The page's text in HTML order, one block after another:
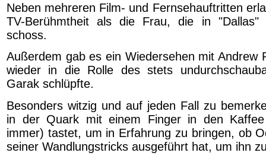
Neben mehreren Film- und Fernsehauftritten
TV-Berühmtheit als die Frau, die in
schoss.
Außerdem gab es ein Wiedersehen mit Andrew
wieder in die Rolle des stets
Garak schlüpfte.
Besonders witzig und auf jeden Fall zu
in der Quark mit einem Finger in den
immer) tastet, um in Erfahrung zu bringen, ob
seiner Wandlungstricks ausgeführt hat, um ihn